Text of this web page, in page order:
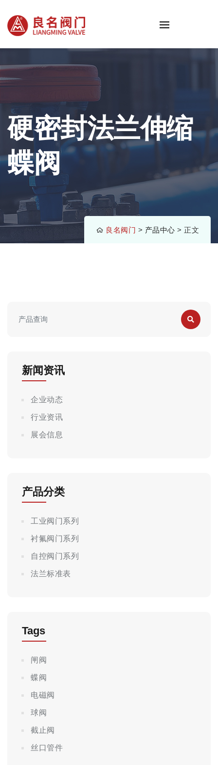
硬密封法兰伸缩
蝶阀
良名阀门 > 产品中心 > 正文
新闻资讯
企业动态
行业资讯
展会信息
产品分类
工业阀门系列
衬氟阀门系列
自控阀门系列
法兰标准表
Tags
闸阀
蝶阀
电磁阀
球阀
截止阀
丝口管件